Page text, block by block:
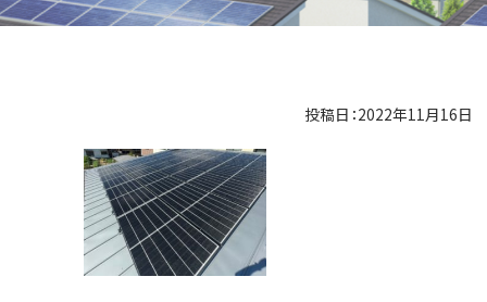
投稿日：2022年11月16日